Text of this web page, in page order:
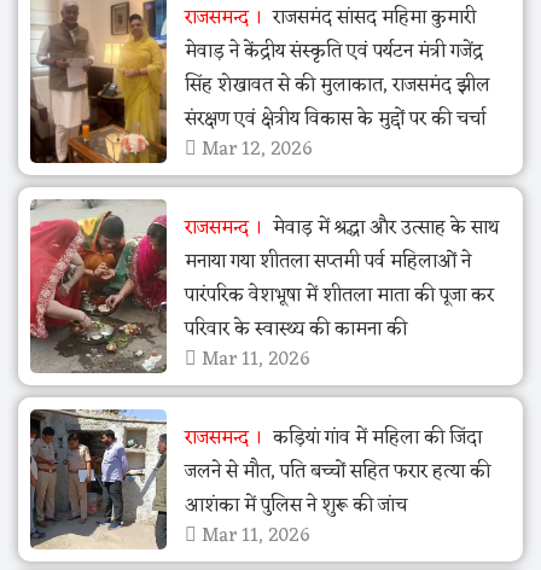
राजसमन्द
राजसमंद सांसद महिमा कुमारी
मेवाड़ ने केंद्रीय संस्कृति एवं पर्यटन मंत्री गजेंद्र
सिंह शेखावत से की मुलाकात, राजसमंद झील
संरक्षण एवं क्षेत्रीय विकास के मुद्दों पर की चर्चा
Mar 12, 2026
राजसमन्द
मेवाड़ में श्रद्धा और उत्साह के साथ
मनाया गया शीतला सप्तमी पर्व महिलाओं ने
पारंपरिक वेशभूषा में शीतला माता की पूजा कर
परिवार के स्वास्थ्य की कामना की
Mar 11, 2026
राजसमन्द
कड़ियां गांव में महिला की जिंदा
जलने से मौत, पति बच्चों सहित फरार हत्या की
आशंका में पुलिस ने शुरू की जांच
Mar 11, 2026